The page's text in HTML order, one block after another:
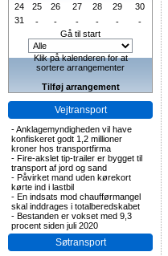
24
25 26 27 28 29
30
31
- - - - -
-
Gå til start
Klik på kalenderen for at
sortere arrangementer
Tilføj arrangement
Vejtransport
-Anklagemyndigheden vil have
konfiskeret godt 1,2 millioner
kroner hos transportfirma
- Fire-akslet tip-trailer er bygget til
transport af jord og sand
- Påvirket mand uden kørekort
kørte ind i lastbil
- En indsats mod chaufførmangel
skal inddrages i totalberedskabet
- Bestanden er vokset med 9,3
procent siden juli 2020
Søtransport